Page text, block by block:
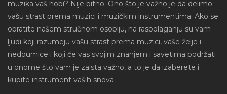
muzika vaš hobi? Nije bitno. Ono što je važno je da delimo
vašu strast prema muzici i muzičkim instrumentima. Ako se
obratite našem stručnom osoblju, na raspolaganju su vam
ljudi koji razumeju vašu strast prema muzici, vaše želje i
nedoumice i koji će vas svojim znanjem i savetima podržati
u onome što vam je zaista važno, a to je da izaberete i
kupite instrument vaših snova.